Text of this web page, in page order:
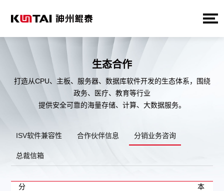
生态合作
打造从CPU、主板、服务器、数据库软件开发的生态体系，围绕
政务、医疗、教育等行业
提供安全可靠的海量存储、计算、大数据服务。
ISV软件兼容性 合作伙伴信息 分销业务咨询
总裁信箱
分
本